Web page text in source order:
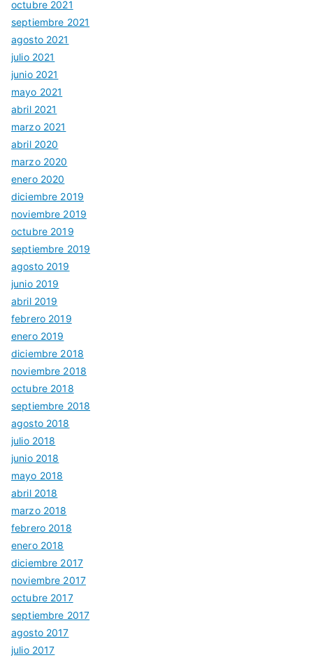
octubre 2021
septiembre 2021
agosto 2021
julio 2021
junio 2021
mayo 2021
abril 2021
marzo 2021
abril 2020
marzo 2020
enero 2020
diciembre 2019
noviembre 2019
octubre 2019
septiembre 2019
agosto 2019
junio 2019
abril 2019
febrero 2019
enero 2019
diciembre 2018
noviembre 2018
octubre 2018
septiembre 2018
agosto 2018
julio 2018
junio 2018
mayo 2018
abril 2018
marzo 2018
febrero 2018
enero 2018
diciembre 2017
noviembre 2017
octubre 2017
septiembre 2017
agosto 2017
julio 2017